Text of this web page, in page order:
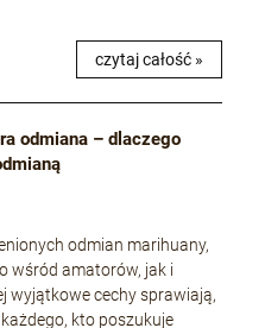
czytaj całość »
odmiana – dlaczego
odmian marihuany,
wśród amatorów, jak i
wyjątkowe cechy sprawiają,
kto poszukuje